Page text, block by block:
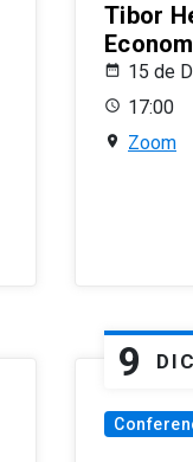
Tibor
15 de
17:00
Zoom
9 DIC